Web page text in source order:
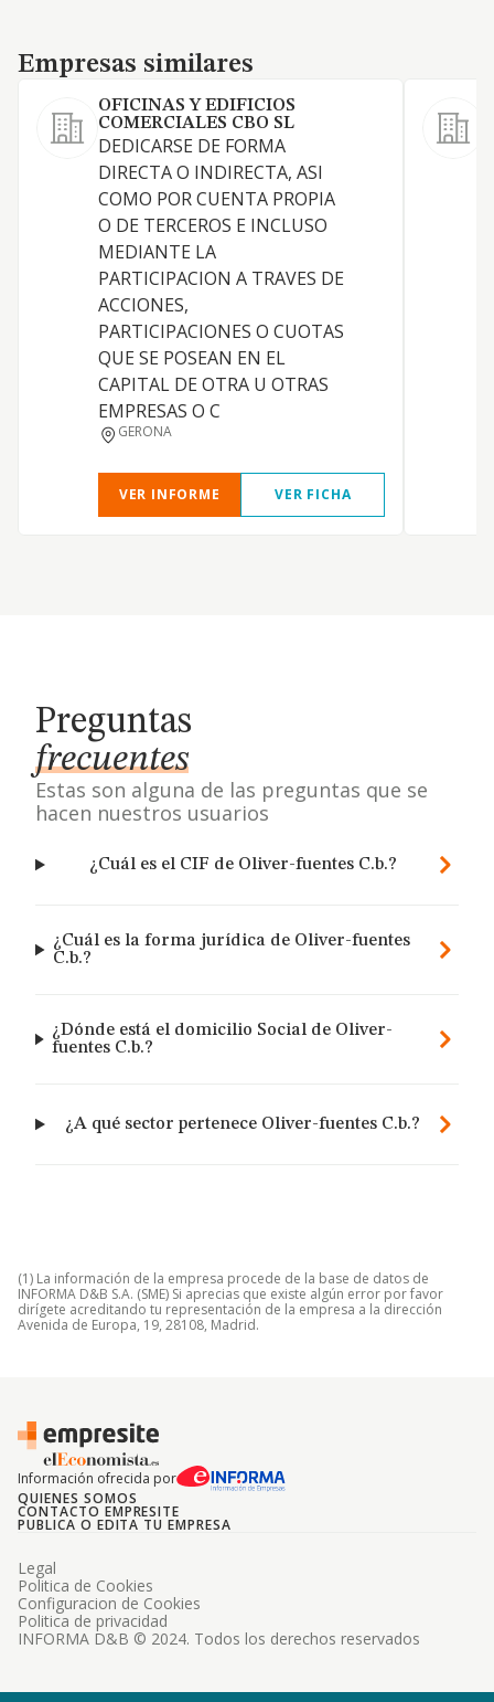
Empresas similares
Empresas similares
OFICINAS Y EDIFICIOS
COMERCIALES CBO SL
DEDICARSE DE FORMA
DIRECTA O INDIRECTA, ASI
COMO POR CUENTA PROPIA
O DE TERCEROS E INCLUSO
MEDIANTE LA
PARTICIPACION A TRAVES DE
ACCIONES,
PARTICIPACIONES O CUOTAS
QUE SE POSEAN EN EL
CAPITAL DE OTRA U OTRAS
EMPRESAS O C
GERONA
VER INFORME VER FICHA
Preguntas
frecuentes
Estas son alguna de las preguntas que se
hacen nuestros usuarios
¿Cuál es el CIF de Oliver-fuentes C.b.?
¿Cuál es la forma jurídica de Oliver-fuentes
C.b.?
¿Dónde está el domicilio Social de Oliver-
fuentes C.b.?
¿A qué sector pertenece Oliver-fuentes C.b.?
(1) La información de la empresa procede de la base de datos de
INFORMA D&B S.A. (SME) Si aprecias que existe algún error por favor
dirígete acreditando tu representación de la empresa a la dirección
Avenida de Europa, 19, 28108, Madrid.
Información ofrecida por
QUIENES SOMOS
CONTACTO EMPRESITE
PUBLICA O EDITA TU EMPRESA
INFORMA D&B © 2024. Todos los derechos reservados
Legal
Politica de Cookies
Configuracion de Cookies
Politica de privacidad